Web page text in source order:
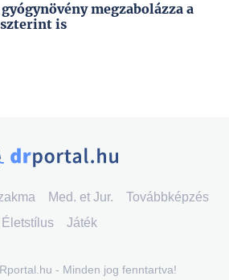
megzabolázza a
is
Med. et Jur.
Továbbképzés
Életstílus
Játék
- Minden jog fenntartva!